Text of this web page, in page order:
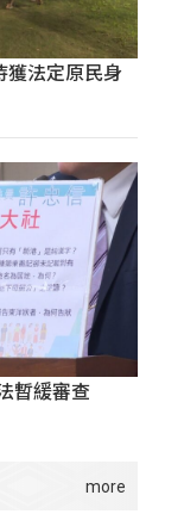
獲法定原民身
暫緩審查